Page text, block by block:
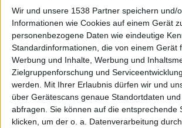
Wir und unsere 1538 Partner speichern und/
Informationen wie Cookies auf einem Gerät
personenbezogene Daten wie eindeutige
Standardinformationen, die von einem Gerät
Werbung und Inhalte, Werbung und
Zielgruppenforschung und
werden.
Mit Ihrer Erlaubnis dürfen wir und
über Gerätescans genaue Standortdaten
abfragen. Sie können auf die entsprechende
klicken, um der o. a. Datenverarbeitung
Auf DESMONDO findet Ihr Inspirationen
individuelles, gemütliches und
die aktuellsten Einrichtungstrends und
neuesten Smart Home Systemen.